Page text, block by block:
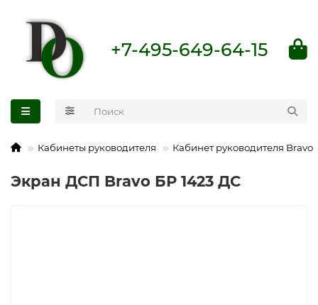
+7-495-649-64-15
Кабинеты руководителя Кабинет руководителя Bravo
Экран ДСП Bravo БР 1423 ДС